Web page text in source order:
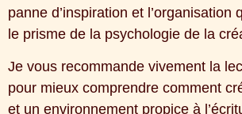
panne d’inspiration et l’organisation
le prisme de la psychologie de la
Je vous recommande vivement la
pour mieux comprendre comment
et un environnement propice à